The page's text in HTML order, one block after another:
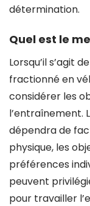
détermination.
Quel est le
Lorsqu’il s’agit
fractionné en
considérer les
l’entraînement.
dépendra de
physique, les
préférences
peuvent
pour travailler